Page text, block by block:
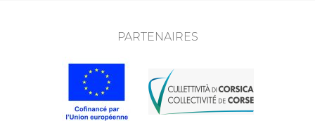
PARTENAIRES